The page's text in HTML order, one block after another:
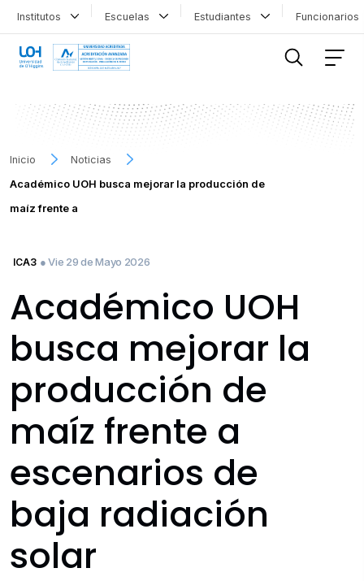
Institutos Escuelas Estudiantes
Inicio
Noticias
Académico UOH busca mejorar la producción de
maíz frente a
ICA3 ● Vie 29 de Mayo 2026
Académico UOH
busca mejorar la
producción de
maíz frente a
escenarios de
baja radiación
solar